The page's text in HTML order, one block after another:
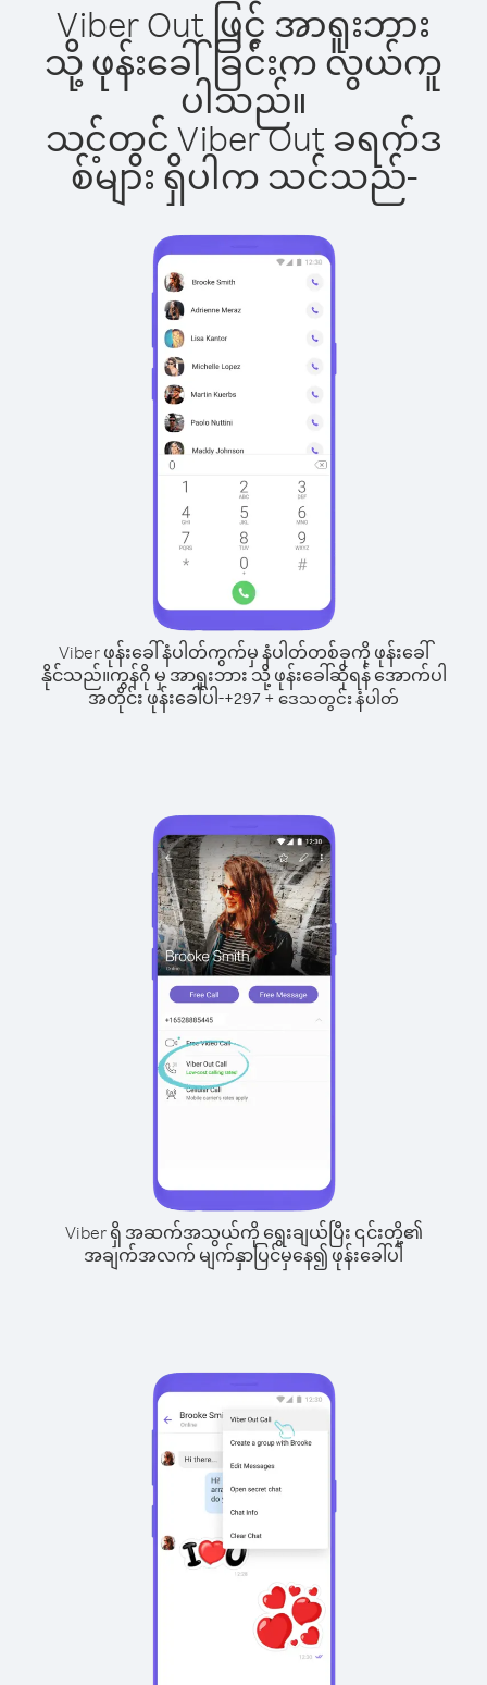
Viber Out ဖြင့် အာရူးဘား
သို့ ဖုန်းခေါ်ခြင်းက လွယ်ကူ
ပါသည်။
သင့်တွင် Viber Out ခရက်ဒ
စ်များ ရှိပါက သင်သည်-
Viber ဖုန်းခေါ်နံပါတ်ကွက်မှ နံပါတ်တစ်ခုကို ဖုန်းခေါ်
နိုင်သည်။ကွန်ဂို မှ အာရူးဘား သို့ ဖုန်းခေါ်ဆိုရန် အောက်ပါ
အတိုင်း ဖုန်းခေါ်ပါ-+297 + ဒေသတွင်း နံပါတ်
Viber ရှိ အဆက်အသွယ်ကို ရွေးချယ်ပြီး ၎င်းတို့၏
အချက်အလက် မျက်နှာပြင်မှနေ၍ ဖုန်းခေါ်ပါ